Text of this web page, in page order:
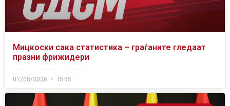
Мицкоски сака статистика – граѓаните гледаат
празни фрижидери
07/08/2026 15:55